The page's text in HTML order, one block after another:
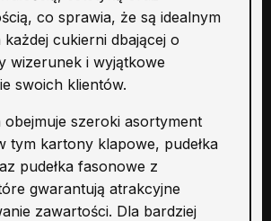
co sprawia, że są idealnym
cukierni dbającej o
wizerunek i wyjątkowe
swoich klientów.
szeroki asortyment
tym kartony klapowe, pudełka
pudełka fasonowe z
gwarantują atrakcyjne
zawartości. Dla bardziej